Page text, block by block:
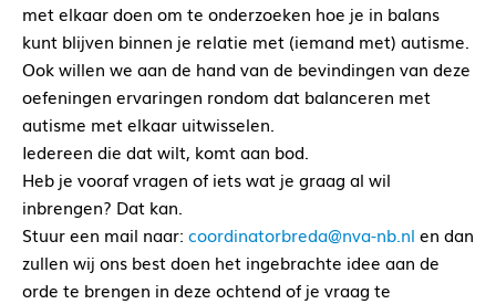
met elkaar doen om te onderzoeken hoe je in balans
kunt blijven binnen je relatie met (iemand met) autisme.
Ook willen we aan de hand van de bevindingen van deze
oefeningen ervaringen rondom dat balanceren met
autisme met elkaar uitwisselen.
Iedereen die dat wilt, komt aan bod.
Heb je vooraf vragen of iets wat je graag al wil
inbrengen? Dat kan.
Stuur een mail naar: coordinatorbreda@nva-nb.nl en dan
zullen wij ons best doen het ingebrachte idee aan de
orde te brengen in deze ochtend of je vraag te